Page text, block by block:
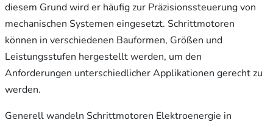
diesem Grund wird er häufig zur Präzisionssteuerung von
mechanischen Systemen eingesetzt. Schrittmotoren
können in verschiedenen Bauformen, Größen und
Leistungsstufen hergestellt werden, um den
Anforderungen unterschiedlicher Applikationen gerecht zu
werden.
Generell wandeln Schrittmotoren Elektroenergie in